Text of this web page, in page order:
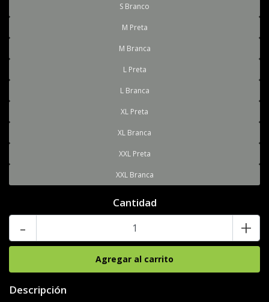
S Branco
M Preta
M Branca
L Preta
L Branca
XL Preta
XL Branca
XXL Preta
XXL Branca
Cantidad
- +
Descripción